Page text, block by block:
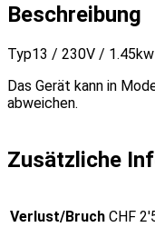
Beschreibung
Typ13 / 230V / 1.45kw
Das Gerät kann in
abweichen.
Zusätzliche
Verlust/Bruch CHF